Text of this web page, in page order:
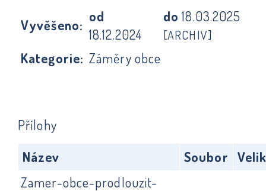
Vyvěšeno:
od
18.12.2024
do18.03.2025
[ARCHIV]
Kategorie: Záměry obce
Přílohy
Název
Soubor
Zamer-obce-prodlouzit-